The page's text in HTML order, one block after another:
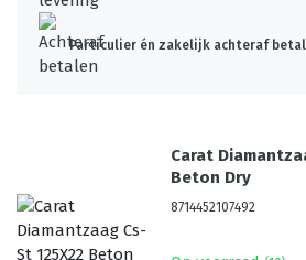
Particulier én zakelijk achteraf
Carat
Beton Dry
8714452107492